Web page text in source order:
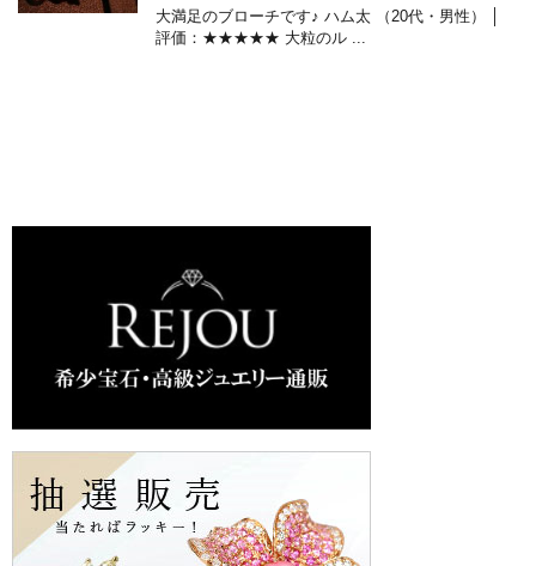
大満足のブローチです♪ ハム太 （20代・男性） │
評価：★★★★★ 大粒のル ...